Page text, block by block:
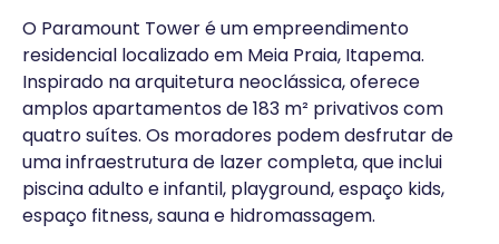
O Paramount Tower é um empreendimento
residencial localizado em Meia Praia, Itapema.
Inspirado na arquitetura neoclássica, oferece
amplos apartamentos de 183 m² privativos com
quatro suítes. Os moradores podem desfrutar de
uma infraestrutura de lazer completa, que inclui
piscina adulto e infantil, playground, espaço kids,
espaço fitness, sauna e hidromassagem.